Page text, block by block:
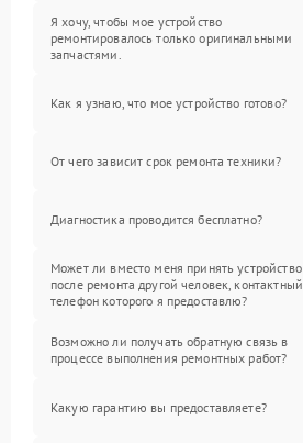
Я хочу, чтобы мое устройство
ремонтировалось только оригинальными
запчастями.
Как я узнаю, что мое устройство готово?
От чего зависит срок ремонта техники?
Диагностика проводится бесплатно?
Может ли вместо меня принять устройство
после ремонта другой человек, контактный
телефон которого я предоставлю?
Возможно ли получать обратную связь в
процессе выполнения ремонтных работ?
Какую гарантию вы предоставляете?